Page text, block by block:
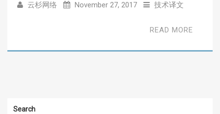
云杉网络 November 27, 2017 技术译文
READ MORE
Search